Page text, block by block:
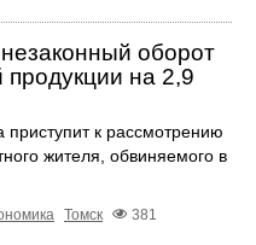
оборот
продукции на 2,9
приступит к рассмотрению
жителя, обвиняемого в
Томск
381